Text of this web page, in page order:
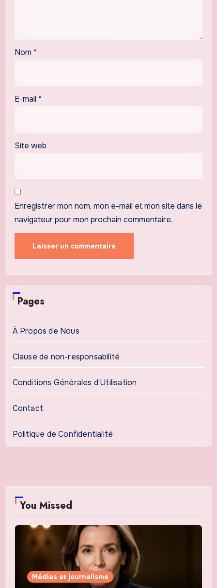
Nom *
E-mail *
Site web
Enregistrer mon nom, mon e-mail et mon site dans le
navigateur pour mon prochain commentaire.
Pages
À Propos de Nous
Clause de non-responsabilité
Conditions Générales d’Utilisation
Contact
Politique de Confidentialité
You Missed
Médias et journalisme